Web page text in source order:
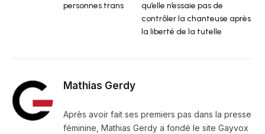
personnes trans
qu’elle n’essaie pas de
contrôler la chanteuse après
la liberté de la tutelle
Mathias Gerdy
Après avoir fait ses premiers pas dans la presse
féminine, Mathias Gerdy a fondé le site Gayvox